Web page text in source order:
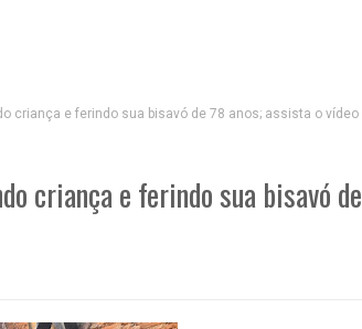
criança e ferindo sua bisavó de 78 anos; assista o vídeo
criança e ferindo sua bisavó de